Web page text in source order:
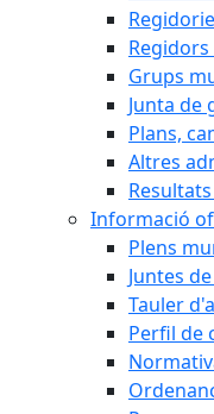
Grups
Junta de
Plans,
Altres
Informació
Plens
Juntes
Tauler
Perfil de